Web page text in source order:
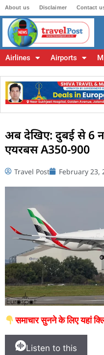
About us Disclaimer Contact
Airlines Airports
अब देखिए: दुबई से 6
एयरबस A350-900
Travel Post February 23,
समाचार सुनने के लिए यहां
Listen to this